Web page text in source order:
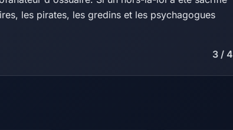
les pirates, les gredins et les psychagogues
3 / 4